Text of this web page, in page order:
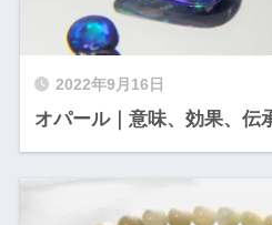
2022年9月16日
オパール｜意味、効果、伝